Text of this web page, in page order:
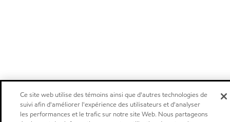
Ce site web utilise des témoins ainsi que d'autres technologies de
suivi afin d'améliorer l'expérience des utilisateurs et d'analyser
les performances et le trafic sur notre site Web. Nous partageons